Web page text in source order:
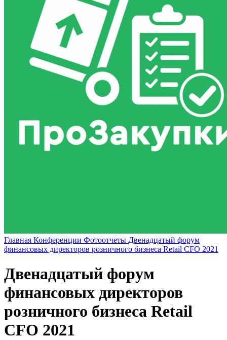
Главная Конференции Фотоотчеты Двенадцатый форум
финансовых директоров розничного бизнеса Retail CFO 2021
Двенадцатый форум
финансовых директоров
розничного бизнеса Retail
CFO 2021